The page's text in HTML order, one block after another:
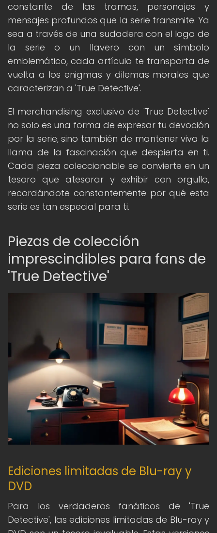
constante de las tramas, personajes y
mensajes profundos que la serie transmite. Ya
sea a través de una sudadera con el logo de
la serie o un llavero con un símbolo
emblemático, cada artículo te transporta de
vuelta a los enigmas y dilemas morales que
caracterizan a 'True Detective'.
El merchandising exclusivo de 'True Detective'
no solo es una forma de expresar tu devoción
por la serie, sino también de mantener viva la
llama de la fascinación que despierta en ti.
Cada pieza coleccionable se convierte en un
tesoro que atesorar y exhibir con orgullo,
recordándote constantemente por qué esta
serie es tan especial para ti.
Piezas de colección
imprescindibles para fans de
'True Detective'
Ediciones limitadas de Blu-ray y
DVD
Para los verdaderos fanáticos de 'True
Detective', las ediciones limitadas de Blu-ray y